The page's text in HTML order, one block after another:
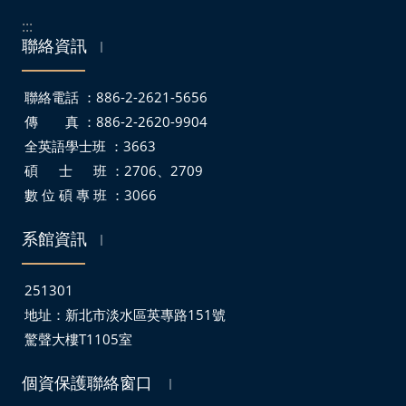
:::
聯絡資訊 ｜
聯絡電話 ：886-2-2621-5656
傳 真 ：886-2-2620-9904
全英語學士班 ：3663
碩 士 班 ：2706、2709
數 位 碩 專 班 ：3066
系館資訊 ｜
251301
地址： 新北市淡水區英專路151號
驚聲大樓T1105室
個資保護聯絡窗口 ｜